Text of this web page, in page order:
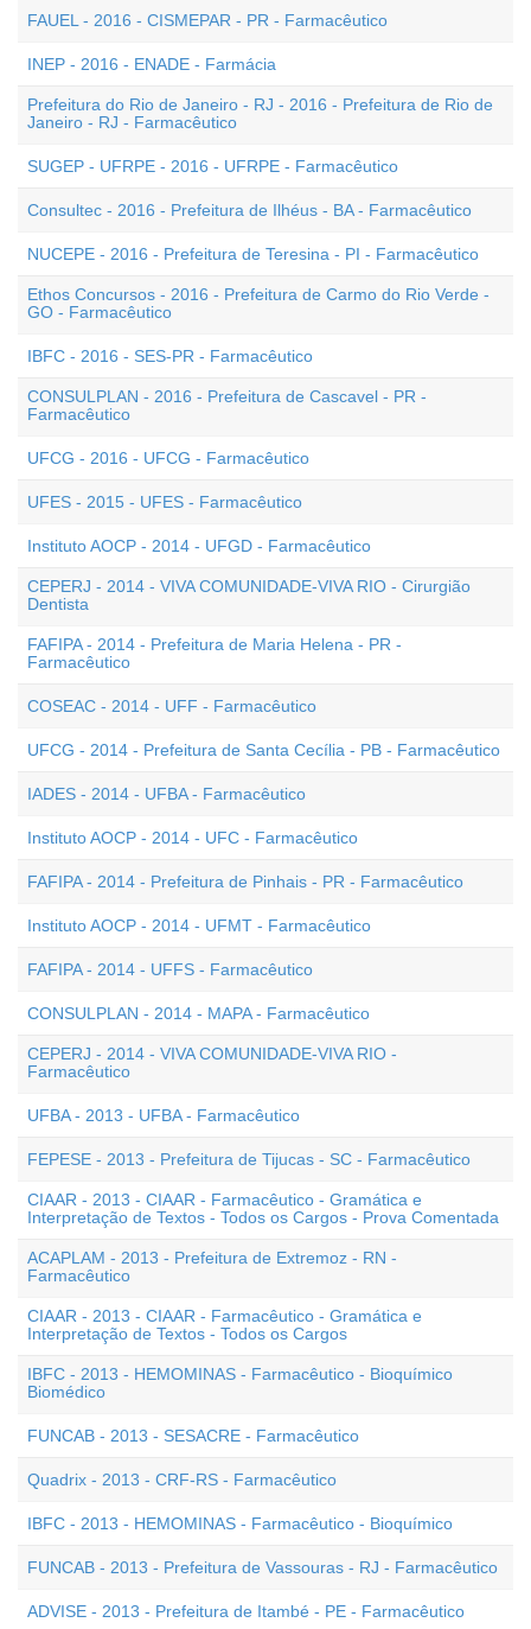
FAUEL - 2016 - CISMEPAR - PR - Farmacêutico
INEP - 2016 - ENADE - Farmácia
Prefeitura do Rio de Janeiro - RJ - 2016 - Prefeitura de Rio de
Janeiro - RJ - Farmacêutico
SUGEP - UFRPE - 2016 - UFRPE - Farmacêutico
Consultec - 2016 - Prefeitura de Ilhéus - BA - Farmacêutico
NUCEPE - 2016 - Prefeitura de Teresina - PI - Farmacêutico
Ethos Concursos - 2016 - Prefeitura de Carmo do Rio Verde -
GO - Farmacêutico
IBFC - 2016 - SES-PR - Farmacêutico
CONSULPLAN - 2016 - Prefeitura de Cascavel - PR -
Farmacêutico
UFCG - 2016 - UFCG - Farmacêutico
UFES - 2015 - UFES - Farmacêutico
Instituto AOCP - 2014 - UFGD - Farmacêutico
CEPERJ - 2014 - VIVA COMUNIDADE-VIVA RIO - Cirurgião
Dentista
FAFIPA - 2014 - Prefeitura de Maria Helena - PR -
Farmacêutico
COSEAC - 2014 - UFF - Farmacêutico
UFCG - 2014 - Prefeitura de Santa Cecília - PB - Farmacêutico
IADES - 2014 - UFBA - Farmacêutico
Instituto AOCP - 2014 - UFC - Farmacêutico
FAFIPA - 2014 - Prefeitura de Pinhais - PR - Farmacêutico
Instituto AOCP - 2014 - UFMT - Farmacêutico
FAFIPA - 2014 - UFFS - Farmacêutico
CONSULPLAN - 2014 - MAPA - Farmacêutico
CEPERJ - 2014 - VIVA COMUNIDADE-VIVA RIO -
Farmacêutico
UFBA - 2013 - UFBA - Farmacêutico
FEPESE - 2013 - Prefeitura de Tijucas - SC - Farmacêutico
CIAAR - 2013 - CIAAR - Farmacêutico - Gramática e
Interpretação de Textos - Todos os Cargos - Prova Comentada
ACAPLAM - 2013 - Prefeitura de Extremoz - RN -
Farmacêutico
CIAAR - 2013 - CIAAR - Farmacêutico - Gramática e
Interpretação de Textos - Todos os Cargos
IBFC - 2013 - HEMOMINAS - Farmacêutico - Bioquímico
Biomédico
FUNCAB - 2013 - SESACRE - Farmacêutico
Quadrix - 2013 - CRF-RS - Farmacêutico
IBFC - 2013 - HEMOMINAS - Farmacêutico - Bioquímico
FUNCAB - 2013 - Prefeitura de Vassouras - RJ - Farmacêutico
ADVISE - 2013 - Prefeitura de Itambé - PE - Farmacêutico